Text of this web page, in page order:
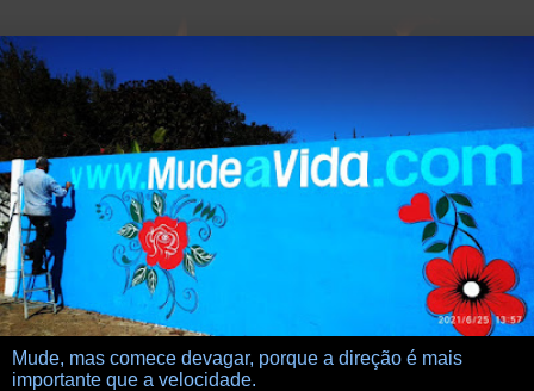
Mude, mas comece devagar, porque a direção é mais
importante que a velocidade.